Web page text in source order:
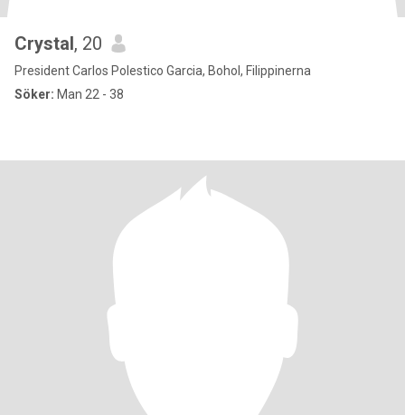
Crystal, 20
President Carlos Polestico Garcia, Bohol, Filippinerna
Söker: Man 22 - 38